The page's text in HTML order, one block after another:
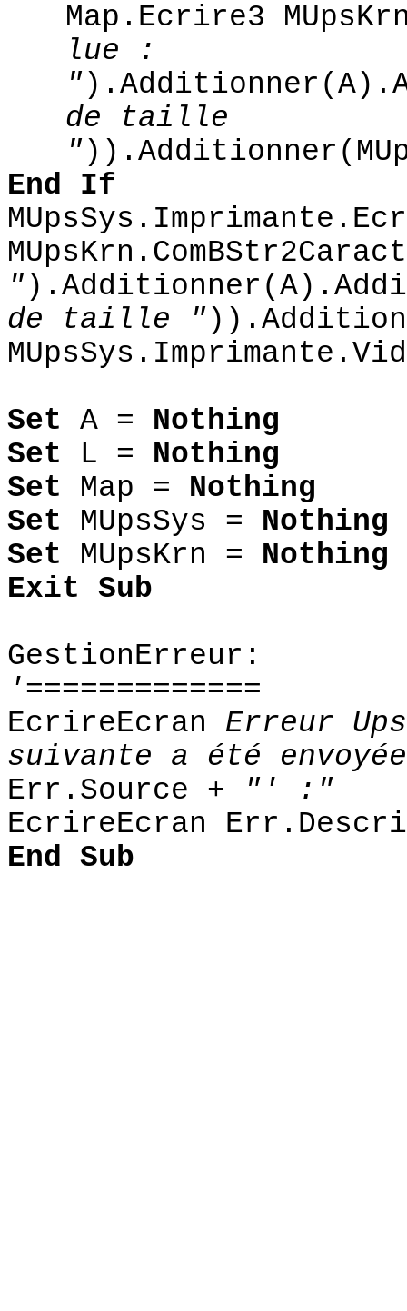
Map.Ecrire3
lue :
"
de taille
"
End If
"
de taille "
Set A = Nothing
Set L = Nothing
Set Map = Nothing
Set MUpsSys = Nothing
Set MUpsKrn = Nothing
Exit Sub
GestionErreur:
'=============
EcrireEcran Erreur
suivante a été
Err.Source +
"' :"
EcrireEcran
End Sub